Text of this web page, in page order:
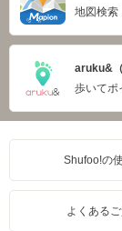
地図検索
aruku&（
歩いてポ
Shufoo!の
よくある